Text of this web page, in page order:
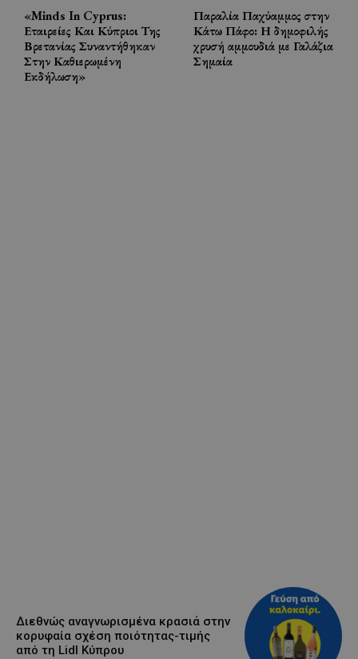
«Minds In Cyprus:
Εταιρείες Και Κύπριοι Της
Βρετανίας Συναντήθηκαν
Στην Καθιερωμένη
Εκδήλωση»
Παραλία Παχύαμμος στην
Κάτω Πάφο: Η δημοφιλής
χρυσή αμμουδιά με Γαλάζια
Σημαία
Διεθνώς αναγνωρισμένα κρασιά στην
κορυφαία σχέση ποιότητας-τιμής
από τη Lidl Κύπρου